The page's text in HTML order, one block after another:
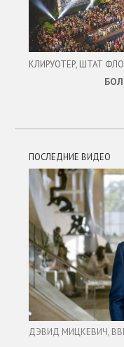
КЛИРУОТЕР, ШТАТ
ПОСЛЕДНИЕ ВИДЕО
ДЭВИД МИЦКЕВИЧ,